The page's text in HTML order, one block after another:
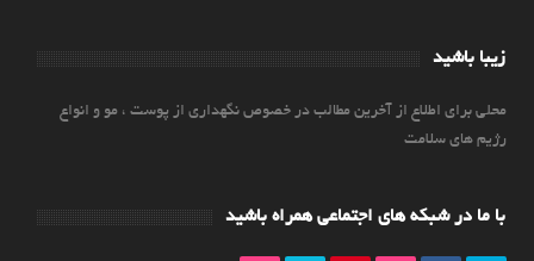
زیبا باشید
محلی برای اطلاع از آخرین مطالب در خصوص نگهداری از پوست ، مو و انواع
رژیم های سلامت
با ما در شبکه های اجتماعی همراه باشید